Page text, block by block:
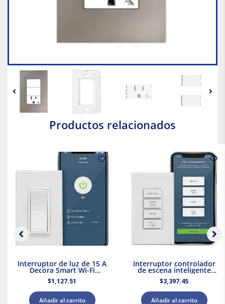
Productos relacionados
Interruptor de luz de 15 A
Decora Smart Wi-Fi
Leviton
$1,127.51
Añadir al carrito
Interruptor controlador
de escena inteligente
Decora, Wi-Fi Leviton
$3,397.45
Añadir al carrito